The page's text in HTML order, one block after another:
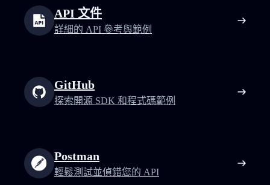
API 文件
詳細的 API 參考與範例
GitHub
探索開源 SDK 和程式碼範例
Postman
輕鬆測試並偵錯您的 API